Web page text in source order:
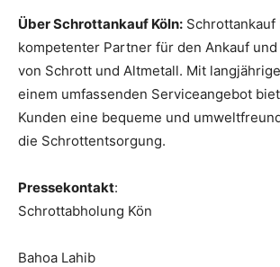
Über Schrottankauf Köln: Schrottankauf
kompetenter Partner für den Ankauf
von Schrott und Altmetall. Mit
einem umfassenden Serviceangebot
Kunden eine bequeme und
die Schrottentsorgung.
Pressekontakt:
Schrottabholung Kön
Bahoa Lahib